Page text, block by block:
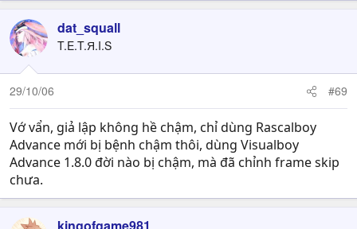
dat_squall
T.E.T.Я.I.S
29/10/06 #69
Vớ vẩn, giả lập không hề chậm, chỉ dùng Rascalboy
Advance mới bị bệnh chậm thôi, dùng Visualboy
Advance 1.8.0 đời nào bị chậm, mà đã chỉnh frame skip
chưa.